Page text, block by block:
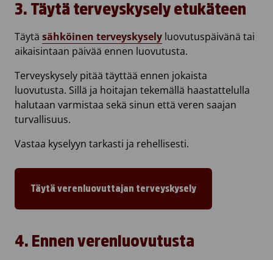
3. Täytä terveyskysely etukäteen
Täytä sähköinen terveyskysely luovutuspäivänä tai
aikaisintaan päivää ennen luovutusta.
Terveyskysely pitää täyttää ennen jokaista
luovutusta. Sillä ja hoitajan tekemällä haastattelulla
halutaan varmistaa sekä sinun että veren saajan
turvallisuus.
Vastaa kyselyyn tarkasti ja rehellisesti.
Täytä verenluovuttajan terveyskysely
4. Ennen verenluovutusta